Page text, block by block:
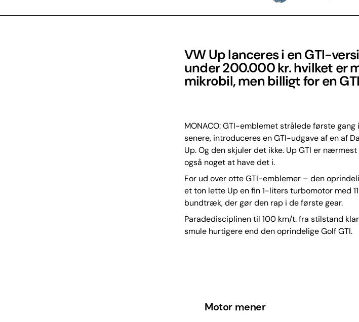
VW Up lanceres i en GTI-
under 200.000 kr. hvilket er
mikrobil, men billigt for en
MONACO: GTI-emblemet strålede første gang
senere, introduceres en GTI-udgave af en af
Up. Og den skjuler det ikke. Up GTI er
også noget at have det i.
For ud over otte GTI-emblemer – den
et ton lette Up en fin 1-liters turbomotor med
bundtræk, der gør den rap i de første gear.
Paradedisciplinen til 100 km/t. fra stilstand
smule hurtigere end den oprindelige Golf GTI.
Motor mener